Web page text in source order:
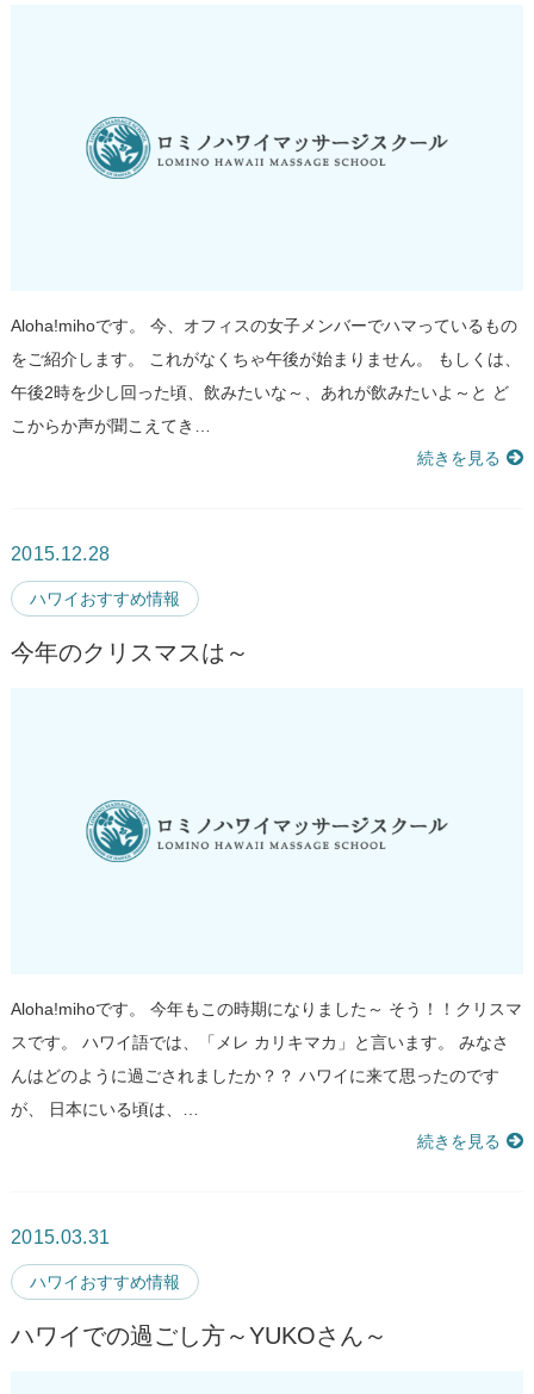
Aloha!mihoです。 今、オフィスの女子メンバーでハマっているもの
をご紹介します。 これがなくちゃ午後が始まりません。 もしくは、
午後2時を少し回った頃、飲みたいな～、あれが飲みたいよ～と ど
こからか声が聞こえてき…
続きを見る
2015.12.28
ハワイおすすめ情報
今年のクリスマスは～
Aloha!mihoです。 今年もこの時期になりました～ そう！！クリスマ
スです。 ハワイ語では、「メレ カリキマカ」と言います。 みなさ
んはどのように過ごされましたか？？ ハワイに来て思ったのです
が、 日本にいる頃は、…
続きを見る
2015.03.31
ハワイおすすめ情報
ハワイでの過ごし方～YUKOさん～